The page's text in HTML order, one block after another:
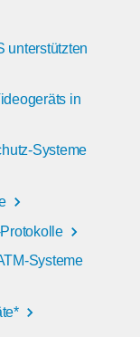
unterstützten
in
Systeme
Systeme